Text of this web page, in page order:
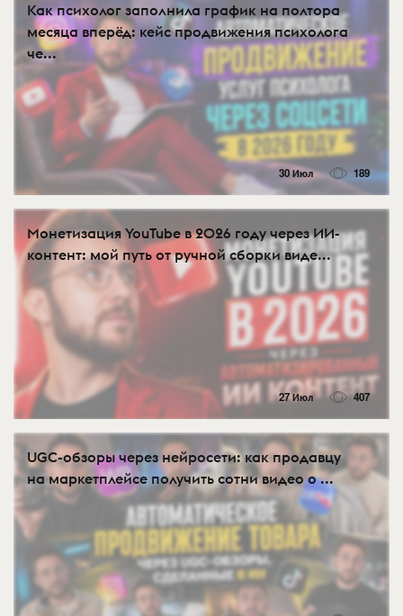
Как психолог заполнила график на полтора
месяца вперёд: кейс продвижения психолога
че...
30 Июл 189
Монетизация YouTube в 2026 году через ИИ-
контент: мой путь от ручной сборки виде...
27 Июл 407
UGC-обзоры через нейросети: как продавцу
на маркетплейсе получить сотни видео о ...